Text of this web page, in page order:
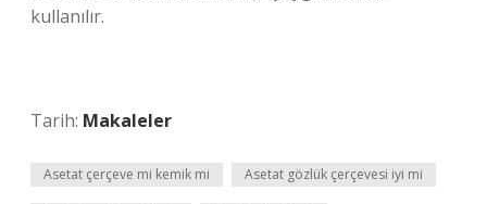
kullanılır.
Tarih: Makaleler
Asetat çerçeve mi kemik mi Asetat gözlük çerçevesi iyi mi